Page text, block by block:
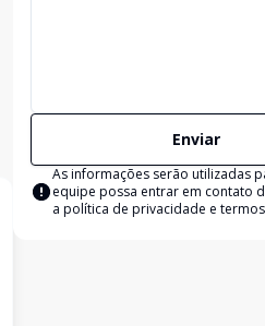
Enviar
As informações serão utilizadas
equipe possa entrar em contato
a política de privacidade e